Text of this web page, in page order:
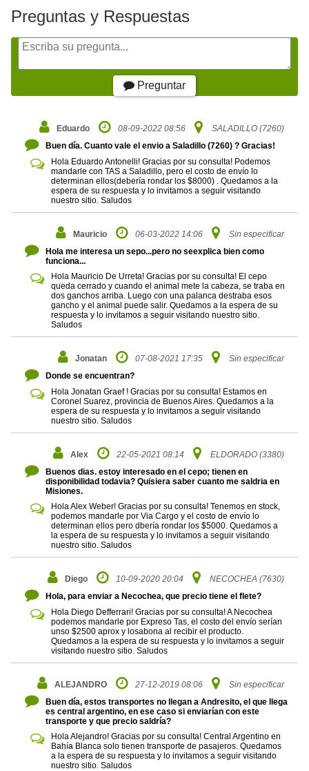
Preguntas y Respuestas
Preguntar
Eduardo 08-09-2022 08:56
SALADILLO (7260)
Buen día. Cuanto vale el envio a Saladillo (7260) ? Gracias!
Hola Eduardo Antonelli! Gracias por su consulta! Podemos
mandarle con TAS a Saladillo, pero el costo de envío lo
determinan ellos(debería rondar los $8000) . Quedamos a la
espera de su respuesta y lo invitamos a seguir visitando
nuestro sitio. Saludos
Mauricio 06-03-2022 14:06
Sin especificar
Hola me interesa un sepo...pero no seexplica bien como
funciona...
Hola Mauricio De Urreta! Gracias por su consulta! El cepo
queda cerrado y cuando el animal mete la cabeza, se traba en
dos ganchos arriba. Luego con una palanca destraba esos
gancho y el animal puede salir. Quedamos a la espera de su
respuesta y lo invitamos a seguir visitando nuestro sitio.
Saludos
Jonatan 07-08-2021 17:35
Sin especificar
Donde se encuentran?
Hola Jonatan Graef ! Gracias por su consulta! Estamos en
Coronel Suarez, provincia de Buenos Aires. Quedamos a la
espera de su respuesta y lo invitamos a seguir visitando
nuestro sitio. Saludos
Alex 22-05-2021 08:14
ELDORADO (3380)
Buenos dias. estoy interesado en el cepo; tienen en
disponibilidad todavia? Quisiera saber cuanto me saldria en
Misiones.
Hola Alex Weber! Gracias por su consulta! Tenemos en stock,
podemos mandarle por Via Cargo y el costo de envío lo
determinan ellos pero dbería rondar los $5000. Quedamos a
la espera de su respuesta y lo invitamos a seguir visitando
nuestro sitio. Saludos
Diego 10-09-2020 20:04
NECOCHEA (7630)
Hola, para enviar a Necochea, que precio tiene el flete?
Hola Diego Defferrari! Gracias por su consulta! A Necochea
podemos mandarle por Expreso Tas, el costo del envío serían
unso $2500 aprox y losabona al recibir el producto.
Quedamos a la espera de su respuesta y lo invitamos a seguir
visitando nuestro sitio. Saludos
ALEJANDRO 27-12-2019 08:06
Sin especificar
Buen día, estos transportes no llegan a Andresito, el que llega
es central argentino, en ese caso si enviarían con este
transporte y que precio saldría?
Hola Alejandro! Gracias por su consulta! Central Argentino en
Bahía Blanca solo tienen transporte de pasajeros. Quedamos
a la espera de su respuesta y lo invitamos a seguir visitando
nuestro sitio. Saludos